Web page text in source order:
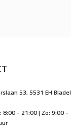
53, 5531 EH Bladel
8:00 - 21:00 | Zo: 9:00 -